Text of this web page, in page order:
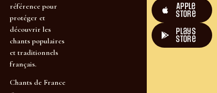
référence pour
protéger et
découvrir les
chants populaires
et traditionnels
français.
Chants de France
Apple
Store
plays
store